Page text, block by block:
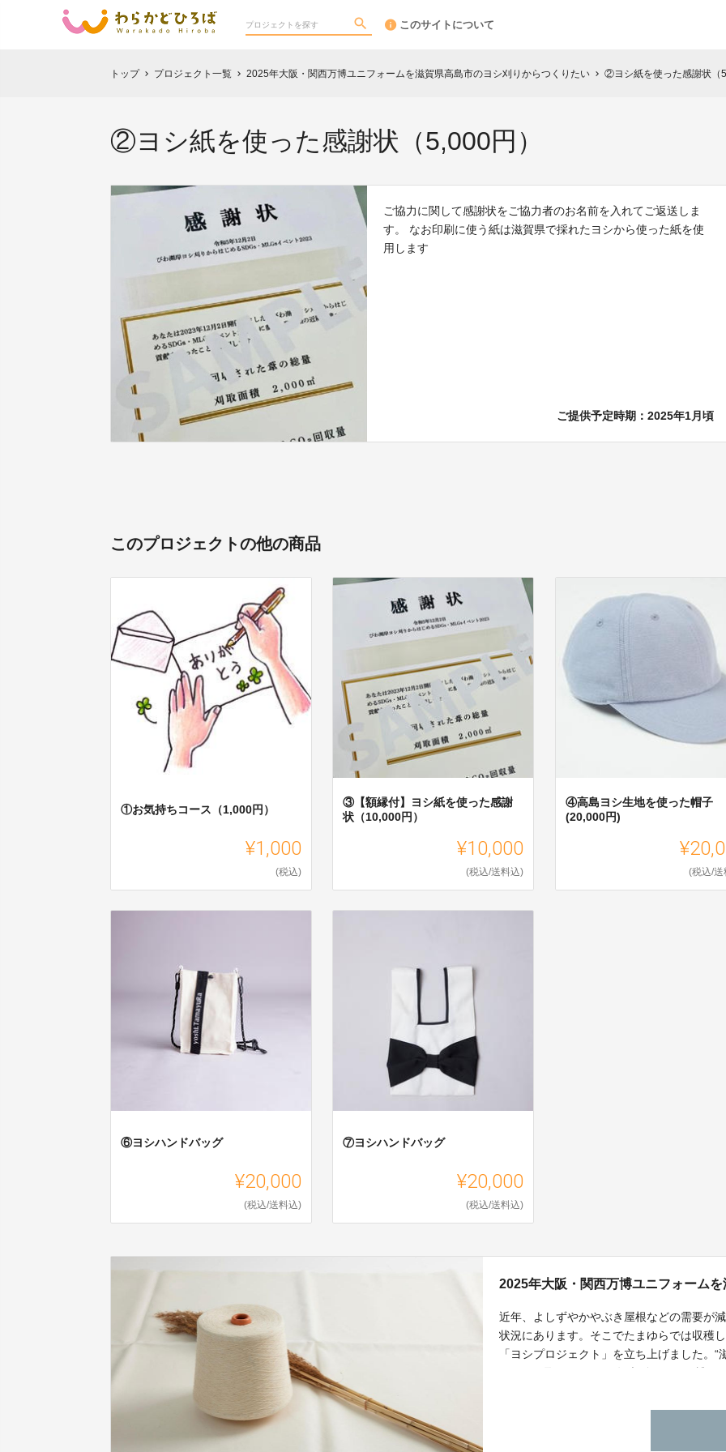
このサイトについて
トップ chevron_right プロジェクト一覧 chevron_right 2025年大阪・関西万博ユニフォームを滋賀県高島市のヨシ刈りからつくりたい chevron_right ②ヨシ紙を使った感謝状（
②ヨシ紙を使った感謝状（5,000円）
ご協力に関して感謝状をご協力者のお名前を入れてご返送しま
す。 なお印刷に使う紙は滋賀県で採れたヨシから使った紙を使
用します
ご提供予定時期：2025年1月頃
このプロジェクトの他の商品
①お気持ちコース（1,000円）
¥1,000
(税込)
③【額縁付】ヨシ紙を使った感謝
状（10,000円）
¥10,000
(税込/送料込)
④高島ヨシ生地を使った帽子
(20,000円)
(税込/送
⑥ヨシハンドバッグ
¥20,000
(税込/送料込)
⑦ヨシハンドバッグ
¥20,000
(税込/送料込)
2025年大阪・関西万博ユニフォーム
近年、よしずやかやぶき屋根などの需要が
状況にあります。そこでたまゆらでは収穫
「ヨシプロジェクト」を立ち上げました。
関西万博に協賛し製作していくと同時に、